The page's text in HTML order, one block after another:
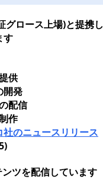
グロース上場)と提携
す
供
開発
配信
作
のニュースリリース
ツを配信しています